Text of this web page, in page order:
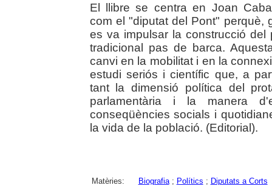
El llibre se centra en Joan
com el "diputat del Pont" perquè,
es va impulsar la construcció
tradicional pas de barca.
canvi en la mobilitat i en la
estudi seriós i científic que, a
tant la dimensió política del
parlamentària i la manera
conseqüències socials i
la vida de la població. (Editorial).
Matèries: Biografia; Polítics ; Diputats a Corts